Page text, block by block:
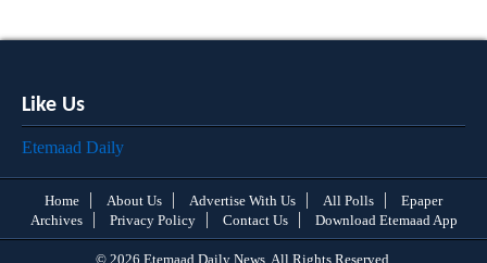
Like Us
Etemaad Daily
Home About Us Advertise With Us All Polls
Epaper
Archives
Privacy Policy Contact Us Download Etemaad App
© 2026 Etemaad Daily News, All Rights Reserved.